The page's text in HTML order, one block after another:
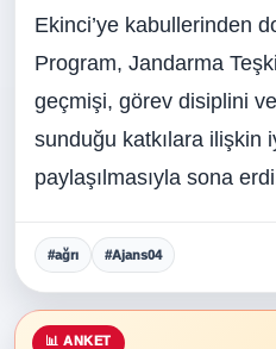
Ekinci’ye kabullerinden
Program, Jandarma
geçmişi, görev disiplini
sunduğu katkılara ilişkin
paylaşılmasıyla sona
#ağrı #Ajans04
📊 ANKET